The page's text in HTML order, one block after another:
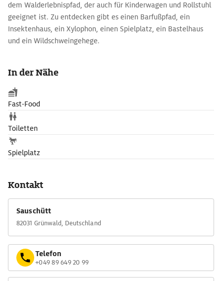
dem Walderlebnispfad, der auch für Kinderwagen und Rollstuhl
geeignet ist. Zu entdecken gibt es einen Barfußpfad, ein
Insektenhaus, ein Xylophon, einen Spielplatz, ein Bastelhaus
und ein Wildschweingehege.
In der Nähe
Fast-Food
Toiletten
Spielplatz
Kontakt
Sauschütt
82031 Grünwald, Deutschland
Telefon
+049 89 649 20 99